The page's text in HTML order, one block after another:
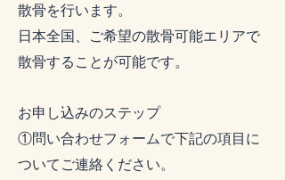
散骨を行います。
日本全国、ご希望の散骨可能エリアで
散骨することが可能です。
お申し込みのステップ
①問い合わせフォームで下記の項目に
ついてご連絡ください。